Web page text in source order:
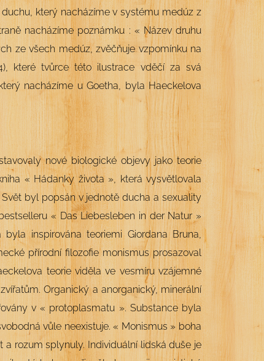
který nacházíme v systému medúz z
nacházíme poznámku : « Název druhu
ze všech medúz, zvěčňuje vzpomínku na
které tvůrce této ilustrace vděčí za svá
nacházíme u Goetha, byla Haeckelova
nové biologické objevy jako teorie
« Hádanky života », která vysvětlovala
byl popsán v jednotě ducha a sexuality
« Das Liebesleben in der Natur »
inspirována teoriemi Giordana Bruna,
přírodní filozofie monismus prosazoval
teorie viděla ve vesmíru vzájemné
Organický a anorganický, minerální
v « protoplasmatu ». Substance byla
vůle neexistuje. « Monismus » boha
rozum splynuly. Individuální lidská duše je